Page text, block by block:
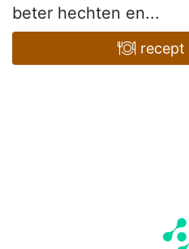
beter hechten en...
recept